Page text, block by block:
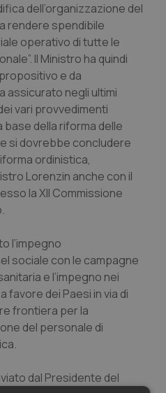
& Testa Collo
dell’organizzazione del
rendere spendibile
operativo di tutte le
Il Ministro ha quindi
e da
assicurato negli ultimi
vari provvedimenti
della riforma delle
si dovrebbe concludere
ordinistica,
Lorenzin anche con il
la XII Commissione
l’impegno
sociale con le campagne
e l’impegno nei
dei Paesi in via di
frontiera per la
del personale di
dal Presidente del